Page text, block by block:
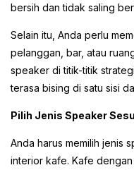
bersih dan tidak saling
Selain itu, Anda perlu
pelanggan, bar, atau
speaker di titik-titik
terasa bising di satu sisi
Pilih Jenis Speaker
Anda harus memilih jenis
interior kafe. Kafe dengan